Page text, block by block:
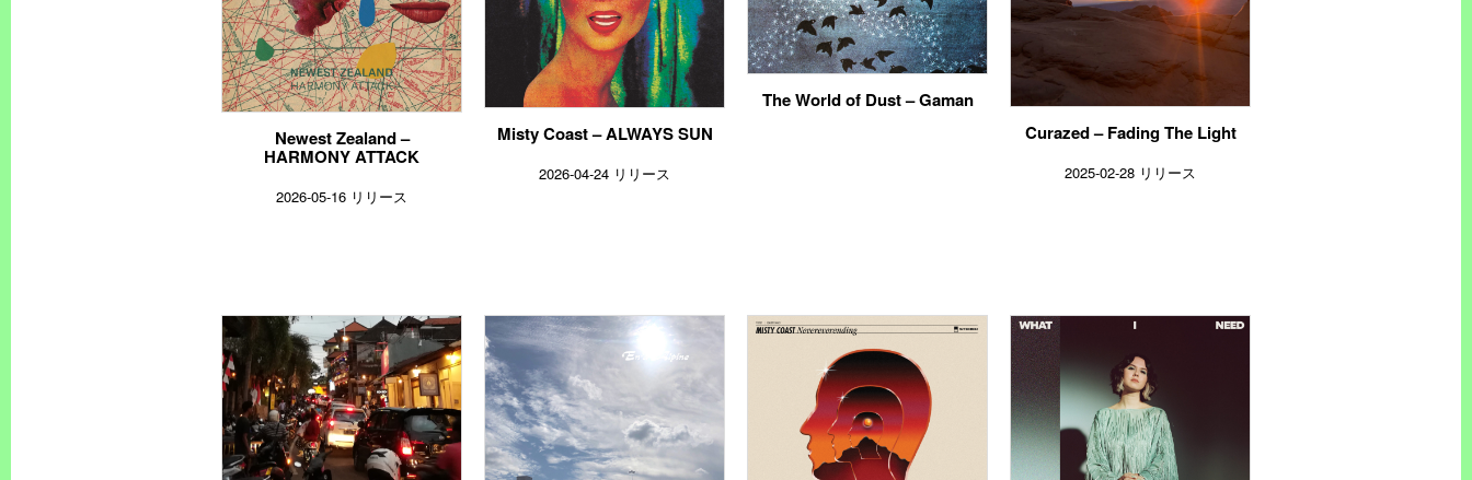
Newest Zealand –
HARMONY ATTACK
2026-05-16 リリース
Misty Coast – ALWAYS SUN
2026-04-24 リリース
The World of Dust – Gaman
Curazed – Fading The Light
2025-02-28 リリース